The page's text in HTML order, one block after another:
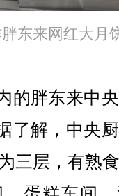
东来网红大月
胖东来中
了解，中央
三层，有熟